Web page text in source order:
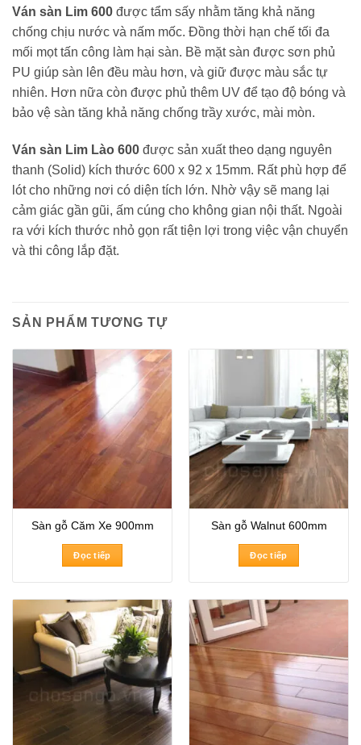
Ván sàn Lim 600 được tẩm sấy nhằm tăng khả năng
chống chịu nước và nấm mốc. Đồng thời hạn chế tối đa
mối mọt tấn công làm hại sàn. Bề mặt sàn được sơn phủ
PU giúp sàn lên đều màu hơn, và giữ được màu sắc tự
nhiên. Hơn nữa còn được phủ thêm UV để tạo độ bóng và
bảo vệ sàn tăng khả năng chống trầy xước, mài mòn.
Ván sàn Lim Lào 600 được sản xuất theo dạng nguyên
thanh (Solid) kích thước 600 x 92 x 15mm. Rất phù hợp để
lót cho những nơi có diện tích lớn. Nhờ vậy sẽ mang lại
cảm giác gần gũi, ấm cúng cho không gian nội thất. Ngoài
ra với kích thước nhỏ gọn rất tiện lợi trong việc vận chuyển
và thi công lắp đặt.
SẢN PHẨM TƯƠNG TỰ
Sàn gỗ Căm Xe 900mm
Đọc tiếp
Sàn gỗ Walnut 600mm
Đọc tiếp